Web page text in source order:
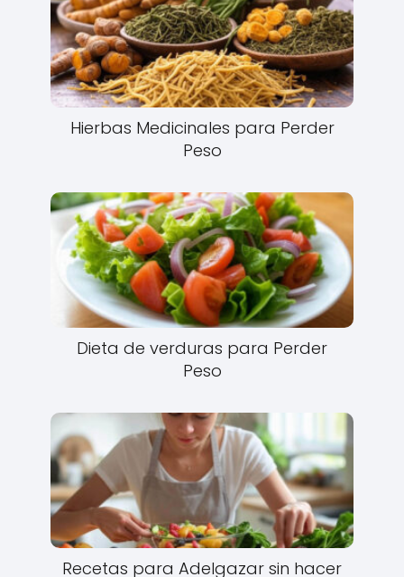
Hierbas Medicinales para Perder
Peso
Dieta de verduras para Perder
Peso
Recetas para Adelgazar sin hacer